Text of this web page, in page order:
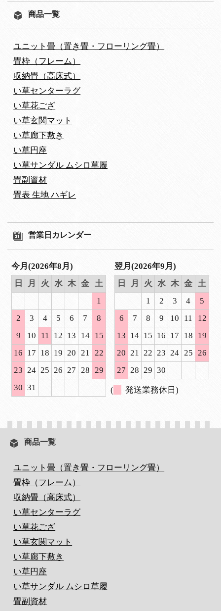
商品一覧
ユニット畳（置き畳・フローリング畳）
畳枠（フレーム）
収納畳（高床式）
い草センターラグ
い草花ござ
い草玄関マット
い草廊下敷き
い草円座
い草サンダル ムシロ草履
畳副資材
畳表 生地 ハギレ
営業日カレンダー
今月(2026年8月)
日
月 火 水 木 金 土
1
2
3 4 5 6 7
8
9
10 11 12 13 14 15
16 17 18 19 20 21 22
23 24 25 26 27 28 29
30 31
翌月(2026年9月)
日
月 火 水 木 金 土
1
2 3 4
5
6
7 8 9 10 11
12
13 14 15 16 17 18
19
20 21 22 23 24 25 26
27 28 29 30
( 発送業務休日)
商品一覧
ユニット畳（置き畳・フローリング畳）
畳枠（フレーム）
収納畳（高床式）
い草センターラグ
い草花ござ
い草玄関マット
い草廊下敷き
い草円座
い草サンダル ムシロ草履
畳副資材